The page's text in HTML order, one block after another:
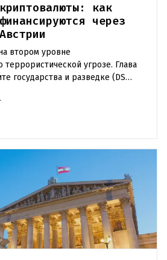
как
через
втором уровне
угрозе. Глава
государства и разведке (DSN)
серьезных опа